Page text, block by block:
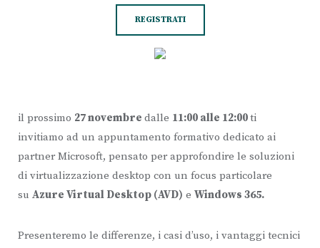
REGISTRATI
il prossimo 27 novembre dalle 11:00 alle 12:00ti
invitiamo ad un appuntamento formativo dedicato ai
partner Microsoft, pensato per approfondire le soluzioni
di virtualizzazione desktop con un focus particolare
su Azure Virtual Desktop (AVD) e Windows 365.
Presenteremo le differenze, i casi d’uso, i vantaggi tecnici